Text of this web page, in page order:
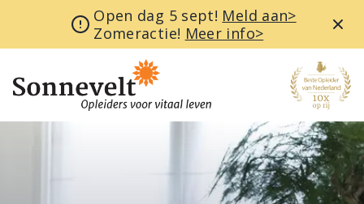
Open dag 5 sept! Meld aan>
Zomeractie! Meer info>